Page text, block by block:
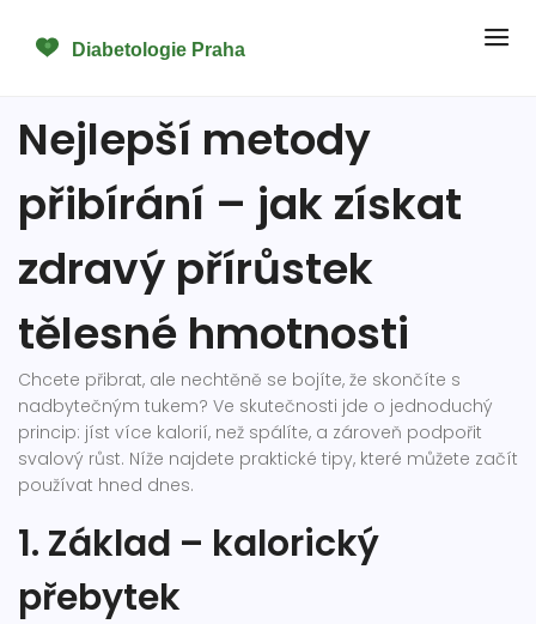
Nejlepší metody
přibírání – jak získat
zdravý přírůstek
tělesné hmotnosti
Chcete přibrat, ale nechtěně se bojíte, že skončíte s
nadbytečným tukem? Ve skutečnosti jde o jednoduchý
princip: jíst více kalorií, než spálíte, a zároveň podpořit
svalový růst. Níže najdete praktické tipy, které můžete začít
používat hned dnes.
1. Základ – kalorický
přebytek